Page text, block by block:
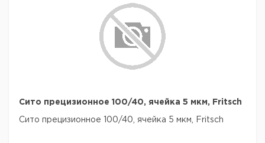
Сито прецизионное 100/40, ячейка 5 мкм, Fritsch
Сито прецизионное 100/40, ячейка 5 мкм, Fritsch